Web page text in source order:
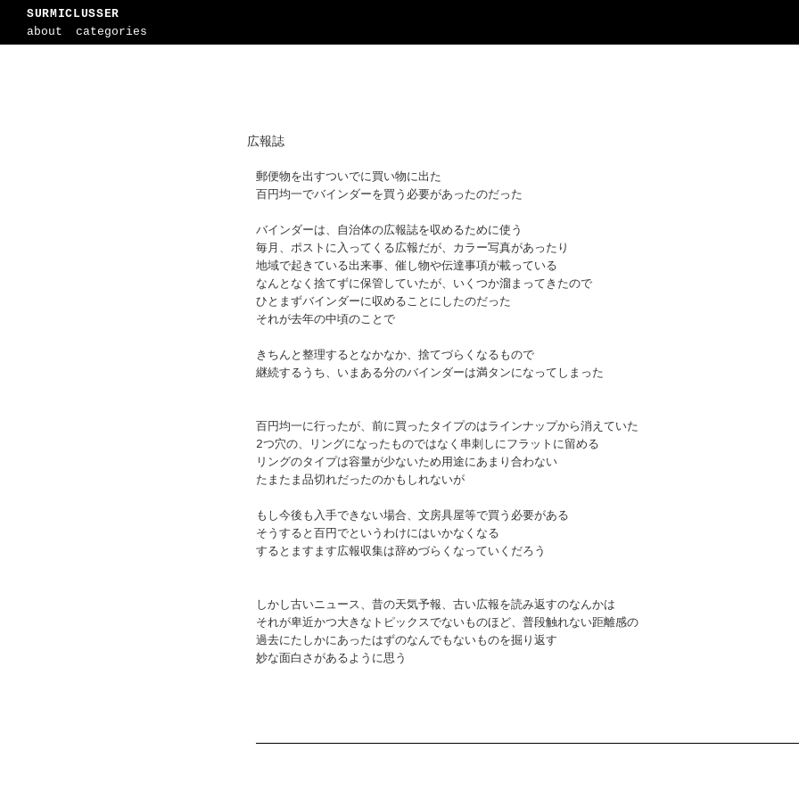
SURMICLUSSER
about
categories
広報誌
郵便物を出すついでに買い物に出た
百円均一でバインダーを買う必要があったのだった
バインダーは、自治体の広報誌を収めるために使う
毎月、ポストに入ってくる広報だが、カラー写真があったり
地域で起きている出来事、催し物や伝達事項が載っている
なんとなく捨てずに保管していたが、いくつか溜まってきたので
ひとまずバインダーに収めることにしたのだった
それが去年の中頃のことで
きちんと整理するとなかなか、捨てづらくなるもので
継続するうち、いまある分のバインダーは満タンになってしまった
百円均一に行ったが、前に買ったタイプのはラインナップから消えていた
2つ穴の、リングになったものではなく串刺しにフラットに留める
リングのタイプは容量が少ないため用途にあまり合わない
たまたま品切れだったのかもしれないが
もし今後も入手できない場合、文房具屋等で買う必要がある
そうすると百円でというわけにはいかなくなる
するとますます広報収集は辞めづらくなっていくだろう
しかし古いニュース、昔の天気予報、古い広報を読み返すのなんかは
それが卑近かつ大きなトピックスでないものほど、普段触れない距離感の
過去にたしかにあったはずのなんでもないものを掘り返す
妙な面白さがあるように思う